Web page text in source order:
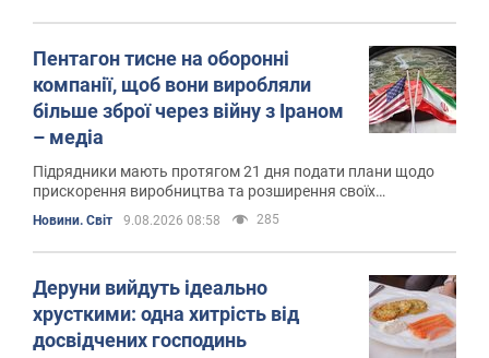
Пентагон тисне на оборонні
компанії, щоб вони виробляли
більше зброї через війну з Іраном
– медіа
Підрядники мають протягом 21 дня подати плани щодо
прискорення виробництва та розширення своїх
потужностей
Новини. Світ 9.08.2026 08:58 285
Деруни вийдуть ідеально
хрусткими: одна хитрість від
досвідчених господинь